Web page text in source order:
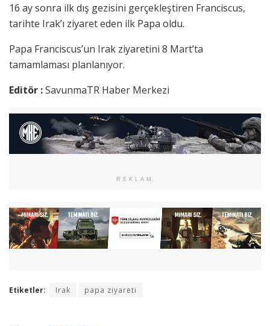
16 ay sonra ilk dış gezisini gerçekleştiren Franciscus,
tarihte Irak’ı ziyaret eden ilk Papa oldu.
Papa Franciscus’un Irak ziyaretini 8 Mart’ta
tamamlaması planlanıyor.
Editör :SavunmaTR Haber Merkezi
REKLAM
Etiketler: Irak papa ziyareti